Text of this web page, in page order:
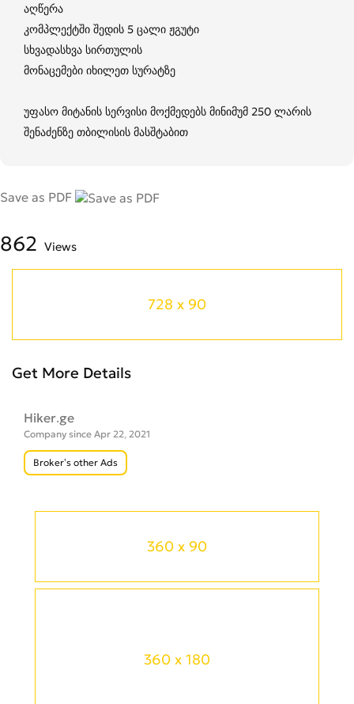
360 x 90
360 x 180
აღწერა
კომპლექტში შედის 5 ცალი ჟგუტი
სხვადასხვა სირთულის
მონაცემები იხილეთ სურატზე
უფასო მიტანის სერვისი მოქმედებს მინიმუმ 250 ლარის
შენაძენზე თბილისის მასშტაბით
Save as PDF
862 Views
728 x 90
Get More Details
Hiker.ge
Company since Apr 22, 2021
Broker’s other Ads